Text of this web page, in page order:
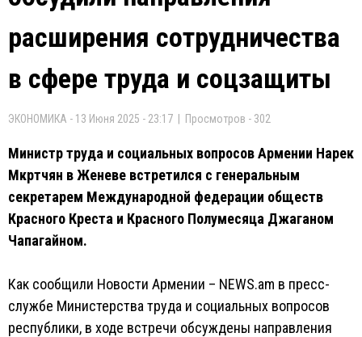
расширения сотрудничества
в сфере труда и соцзащиты
ЭКОНОМИКА - 13 Июня 2025 - 23:17 | Просмотров - 302
Министр труда и социальных вопросов Армении Нарек
Мкртчян в Женеве встретился с генеральным
секретарем Международной федерации обществ
Красного Креста и Красного Полумесяца Джаганом
Чапагайном.
Как сообщили Новости Армении – NEWS.am в пресс-
службе Министерства труда и социальных вопросов
республики, в ходе встречи обсуждены направления